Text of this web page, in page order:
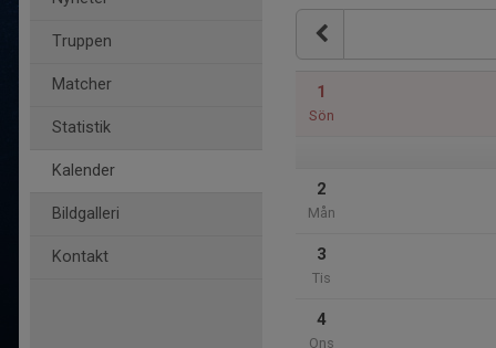
Truppen
Matcher
Statistik
Kalender
Bildgalleri
Kontakt
1
Sön
2
Mån
3
Tis
4
Ons